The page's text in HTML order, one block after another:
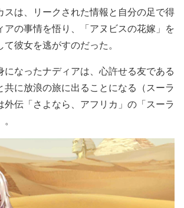
スは、リークされた情報と自分の足で得
アの事情を悟り、「アヌビスの花嫁」を
彼女を逃がすのだった。
になったナディアは、心許せる友である
共に放浪の旅に出ることになる（スーラ
外伝「さよなら、アフリカ」の「スーラ